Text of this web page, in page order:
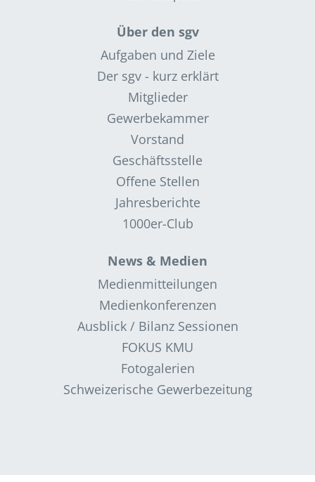
Über den sgv
Aufgaben und Ziele
Der sgv - kurz erklärt
Mitglieder
Gewerbekammer
Vorstand
Geschäftsstelle
Offene Stellen
Jahresberichte
1000er-Club
News & Medien
Medienmitteilungen
Medienkonferenzen
Ausblick / Bilanz Sessionen
FOKUS KMU
Fotogalerien
Schweizerische Gewerbezeitung